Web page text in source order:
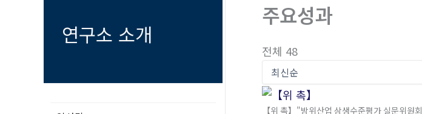
연구소 소개
주요성과
전체 48
【위 촉】"방위산업 상생수준평가 실문위원회